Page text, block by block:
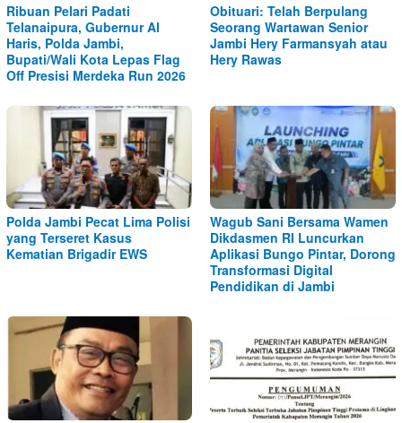
Ribuan Pelari Padati
Telanaipura, Gubernur Al
Haris, Polda Jambi,
Bupati/Wali Kota Lepas Flag
Off Presisi Merdeka Run 2026
Obituari: Telah Berpulang
Seorang Wartawan Senior
Jambi Hery Farmansyah atau
Hery Rawas
Polda Jambi Pecat Lima Polisi
yang Terseret Kasus
Kematian Brigadir EWS
Wagub Sani Bersama Wamen
Dikdasmen RI Luncurkan
Aplikasi Bungo Pintar, Dorong
Transformasi Digital
Pendidikan di Jambi